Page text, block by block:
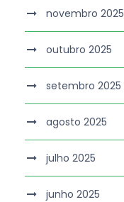
novembro 2025
outubro 2025
setembro 2025
agosto 2025
julho 2025
junho 2025